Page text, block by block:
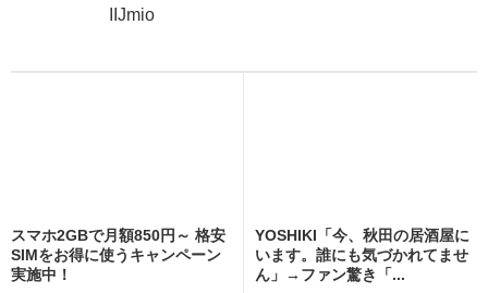
IIJmio
スマホ2GBで月額850円～ 格安
SIMをお得に使うキャンペーン
実施中！
YOSHIKI「今、秋田の居酒屋に
います。誰にも気づかれてませ
ん」→ファン驚き「...